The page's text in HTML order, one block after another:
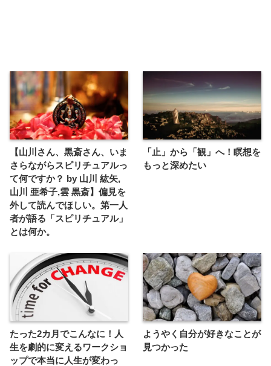
【山川さん、黒斎さん、いま
さらながらスピリチュアルっ
て何ですか？ by 山川 紘矢,
山川 亜希子,雲 黒斎】偏見を
外して読んでほしい。第一人
者が語る「スピリチュアル」
とは何か。
「止」から「観」へ！瞑想を
もっと深めたい
たった2カ月でこんなに！人
生を劇的に変えるワークショ
ップで本当に人生が変わっ
ようやく自分が好きなことが
見つかった